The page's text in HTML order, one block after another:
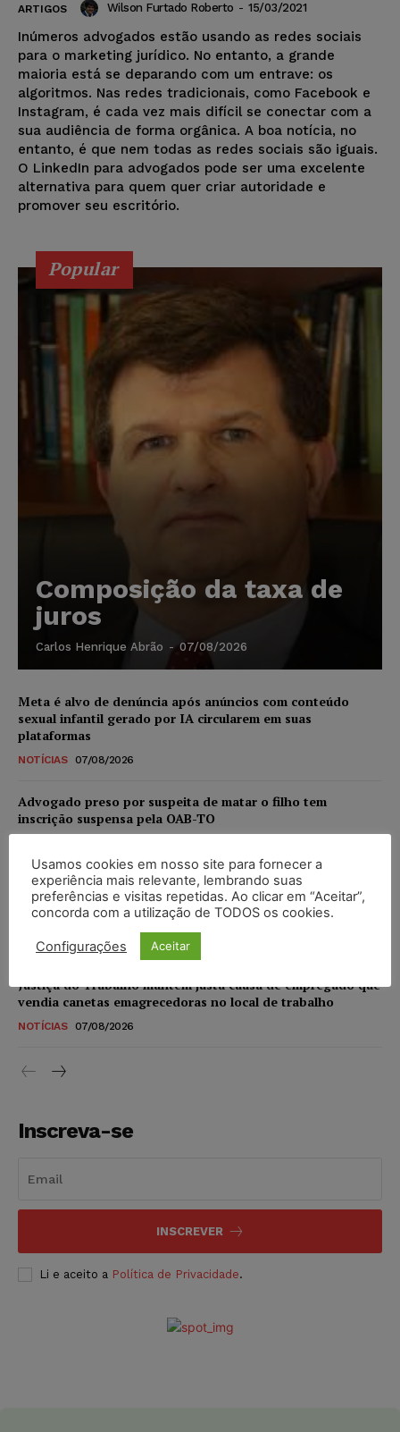
ARTIGOS Wilson Furtado Roberto - 15/03/2021
Inúmeros advogados estão usando as redes sociais
para o marketing jurídico. No entanto, a grande
maioria está se deparando com um entrave: os
algoritmos. Nas redes tradicionais, como Facebook e
Instagram, é cada vez mais difícil se conectar com a
sua audiência de forma orgânica. A boa notícia, no
entanto, é que nem todas as redes sociais são iguais.
O LinkedIn para advogados pode ser uma excelente
alternativa para quem quer criar autoridade e
promover seu escritório.
Popular
Composição da taxa de
juros
Carlos Henrique Abrão - 07/08/2026
Meta é alvo de denúncia após anúncios com conteúdo
sexual infantil gerado por IA circularem em suas
plataformas
NOTÍCIAS 07/08/2026
Advogado preso por suspeita de matar o filho tem
inscrição suspensa pela OAB-TO
STF amplia isenção de IBS e CBS na compra de veículos
novos para pessoas com deficiência e autistas de todos os
níveis
DIREITO TRIBUTÁRIO 07/08/2026
Justiça do Trabalho mantém justa causa de empregado que
vendia canetas emagrecedoras no local de trabalho
NOTÍCIAS 07/08/2026
Inscreva-se
INSCREVER
Li e aceito a Política de Privacidade.
Usamos cookies em nosso site para fornecer a
experiência mais relevante, lembrando suas
preferências e visitas repetidas. Ao clicar em “Aceitar”,
concorda com a utilização de TODOS os cookies.
Configurações Aceitar